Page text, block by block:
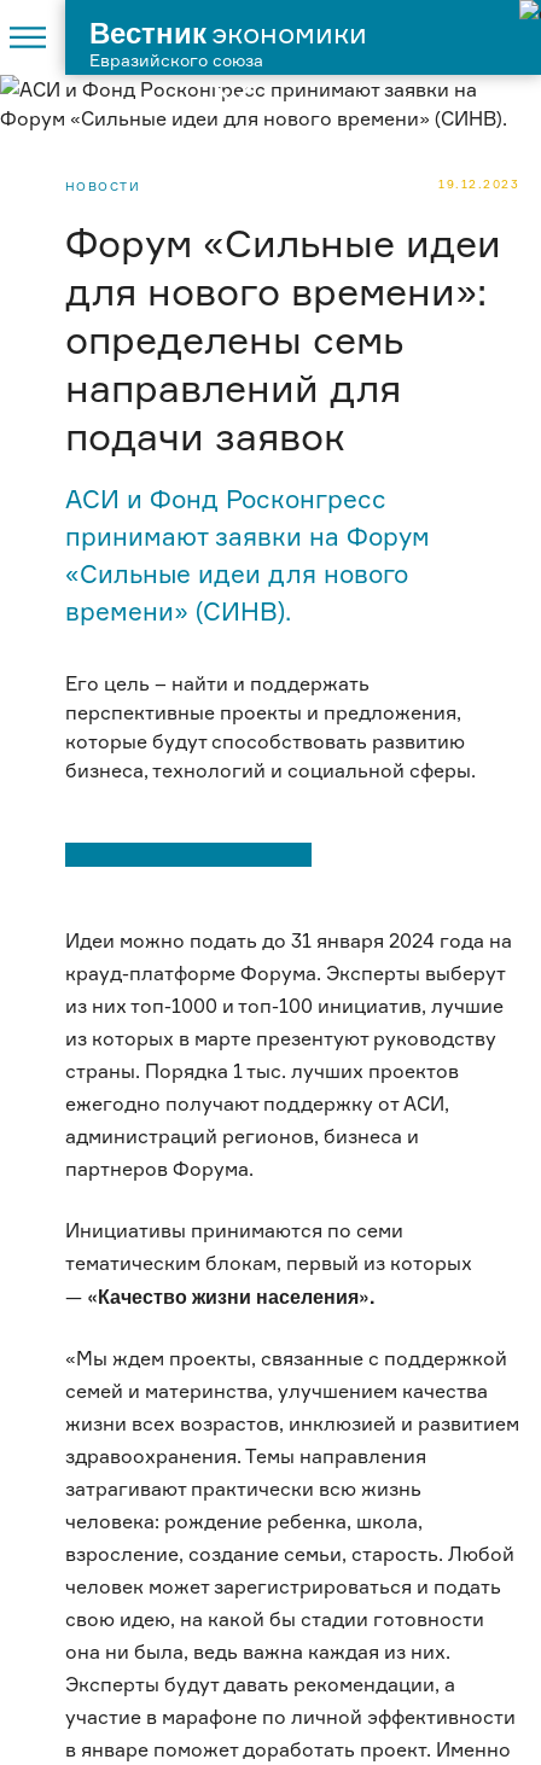
Вестникэкономики
Евразийского союза
НОВОСТИ 19.12.2023
Форум «Сильные идеи
для нового времени»:
определены семь
направлений для
подачи заявок
АСИ и Фонд Росконгресс
принимают заявки на Форум
«Сильные идеи для нового
времени» (СИНВ).
Его цель – найти и поддержать
перспективные проекты и предложения,
которые будут способствовать развитию
бизнеса, технологий и социальной сферы.
Идеи можно подать до 31 января 2024 года на
крауд-платформе Форума. Эксперты выберут
из них топ-1000 и топ-100 инициатив, лучшие
из которых в марте презентуют руководству
страны. Порядка 1 тыс. лучших проектов
ежегодно получают поддержку от АСИ,
администраций регионов, бизнеса и
партнеров Форума.
Инициативы принимаются по семи
тематическим блокам, первый из которых
— «Качество жизни населения».
«Мы ждем проекты, связанные с поддержкой
семей и материнства, улучшением качества
жизни всех возрастов, инклюзией и развитием
здравоохранения. Темы направления
затрагивают практически всю жизнь
человека: рождение ребенка, школа,
взросление, создание семьи, старость. Любой
человек может зарегистрироваться и подать
свою идею, на какой бы стадии готовности
она ни была, ведь важна каждая из них.
Эксперты будут давать рекомендации, а
участие в марафоне по личной эффективности
в январе поможет доработать проект. Именно